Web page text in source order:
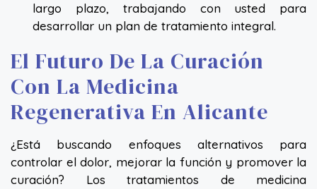
largo plazo, trabajando con usted para
desarrollar un plan de tratamiento integral.
El Futuro De La Curación
Con La Medicina
Regenerativa En Alicante
¿Está buscando enfoques alternativos para
controlar el dolor, mejorar la función y promover la
curación? Los tratamientos de medicina